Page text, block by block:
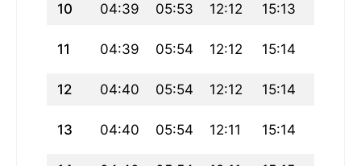
10 04:39 05:53 12:12 15:13
11 04:39 05:54 12:12 15:14
12 04:40 05:54 12:12 15:14
13 04:40 05:54 12:11 15:14